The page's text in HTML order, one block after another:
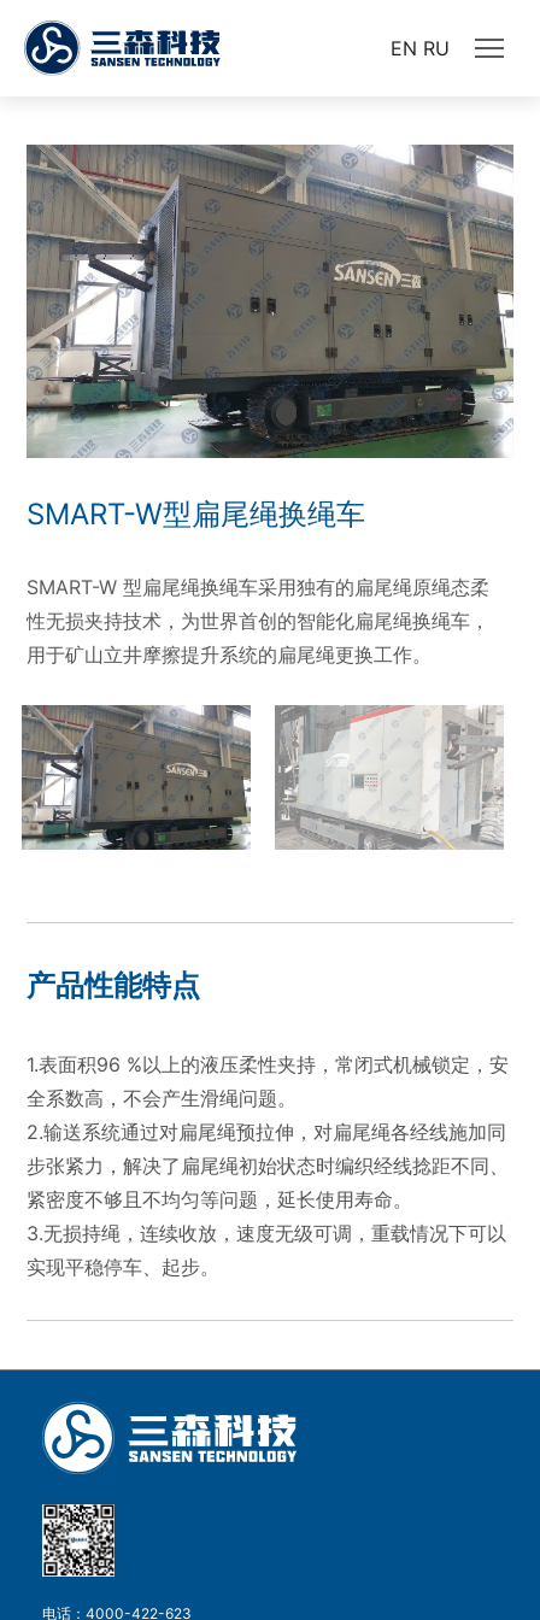
SMART-W型扁尾绳换绳车
SMART-W 型扁尾绳换绳车采用独有的扁尾绳原绳态柔
性无损夹持技术，为世界首创的智能化扁尾绳换绳车，
用于矿山立井摩擦提升系统的扁尾绳更换工作。
产品性能特点
1.表面积96 %以上的液压柔性夹持，常闭式机械锁定，安
全系数高，不会产生滑绳问题。
2.输送系统通过对扁尾绳预拉伸，对扁尾绳各经线施加同
步张紧力，解决了扁尾绳初始状态时编织经线捻距不同、
紧密度不够且不均匀等问题，延长使用寿命。
3.无损持绳，连续收放，速度无级可调，重载情况下可以
实现平稳停车、起步。
EN RU
电话：4000-422-623